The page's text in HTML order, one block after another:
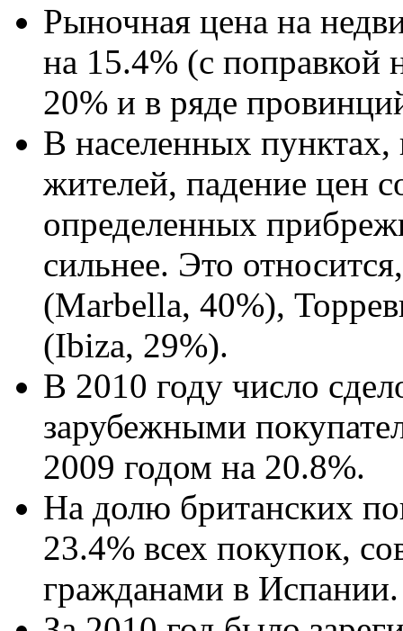
Рыночная цена на
на 15.4% (с поправкой
20% и в ряде
В населенных пунктах,
жителей, падение цен
определенных
сильнее. Это
(Marbella, 40%),
(Ibiza, 29%).
В 2010 году число
зарубежными
2009 годом на 20.8%.
На долю британских
23.4% всех покупок,
гражданами в Испании.